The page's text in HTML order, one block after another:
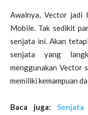
Awalnya, Vector jadi
Mobile. Tak sedikit
senjata ini. Akan
senjata yang
menggunakan Vector
memiliki kemampuan
Baca juga: